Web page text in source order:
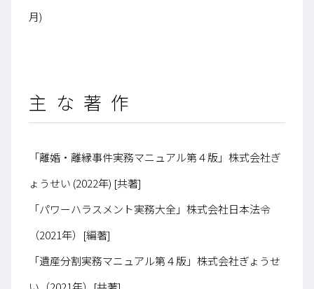
月)
主な著作
「離婚・離縁事件実務マニュアル第４版」株式会社ぎ
ょうせい (2022年) [共著]
「パワーハラスメント実務大全」株式会社日本法令
（2021年）[編著]
「遺産分割実務マニュアル第４版」株式会社ぎょうせ